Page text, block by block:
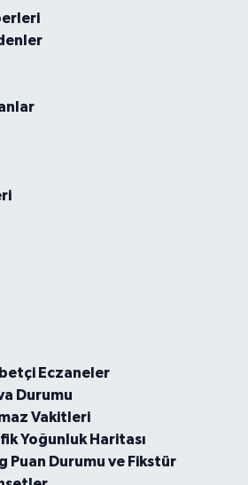
Eczaneler
Durumu
Vakitleri
Yoğunluk Haritası
Puan Durumu ve Fikstür